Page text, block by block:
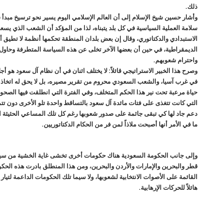
ذلك.
وأشار حسين شيخ الإسلام إلى أن العالم الإسلامي اليوم يسير نحو ترسيخ
سلامة العملية السياسية في كل بلد يتبناه، لذا من المؤكد أن الشعب الذي
الاستبدادي والدكتاتوري، وقال إن بعض بلدان المنطقة تحكمها أنظمة لا
الديمقراطية، في حين أن بعضها الآخر تخلى عن هذه السياسة المتطرفة
واحترام شعوبهم.
وصرح هذا الخبير الاستراتيجي قائلاً: لا يختلف اثنان في أن نظام آل سعود هو
في غرب آسيا، والشعب السعودي محروم من تقرير مصيره، بل لا يحق له
حياة مرعبة تحت نير هذا الحكم المتخلف، وفي الفترة التي انطلقت فيها
التي كانت تتغذى على فتات مائدة آل سعود بالتساقط واحدة تلو الأخرى دون
دعم جاد لها كي تبقى جاثمة على صدور شعوبها رغم كل تلك المساعي الحثيثة
ما في الأمر أنها أصبحت ملاذاً لمن فر من الحكام الدكتاتوريين.
وإلى جانب الحكومة السعودية هناك حكومات أخرى تخشى غاية الخشية من
قطر والبحرين والإمارات والأردن والبحرين، ومن هذا المنطلق بادرت هذه
القائمة على الأصوات الانتخابية لشعوبها، ولا سيما تلك الحكومات الداعمة
هائلاً للحركات الإرهابية.